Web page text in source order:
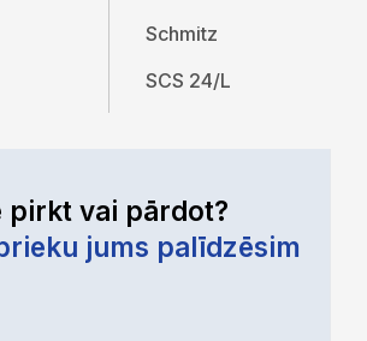
Schmitz
SCS 24/L
pirkt vai pārdot?
jums palīdzēsim